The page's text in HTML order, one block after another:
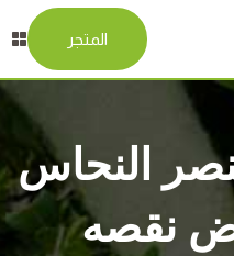
المتجر
النحاس
نقصه